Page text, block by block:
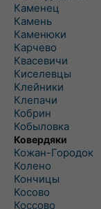
Каменец
Камень
Каменюки
Карчево
Квасевичи
Киселевцы
Клейники
Клепачи
Кобрин
Кобыловка
Ковердяки
Кожан-Городок
Колено
Кончицы
Косово
Коссово